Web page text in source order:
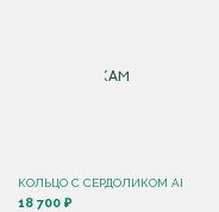
ПО НОВИНКАМ
КОЛЬЦО С CЕРДОЛИКОМ AI
18 700 ₽